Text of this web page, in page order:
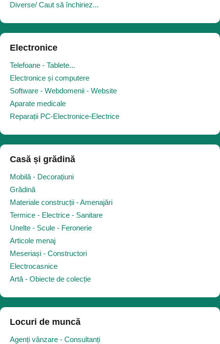
Diverse/ Caut să închiriez...
Electronice
Telefoane - Tablete...
Electronice și computere
Software - Webdomenii - Website
Aparate medicale
Reparații PC-Electronice-Electrice
Casă și grădină
Mobilă - Decorațiuni
Grădină
Materiale construcții - Amenajări
Termice - Electrice - Sanitare
Unelte - Scule - Feronerie
Articole menaj
Meseriași - Constructori
Electrocasnice
Artă - Obiecte de colecție
Locuri de muncă
Agenți vânzare - Consultanți